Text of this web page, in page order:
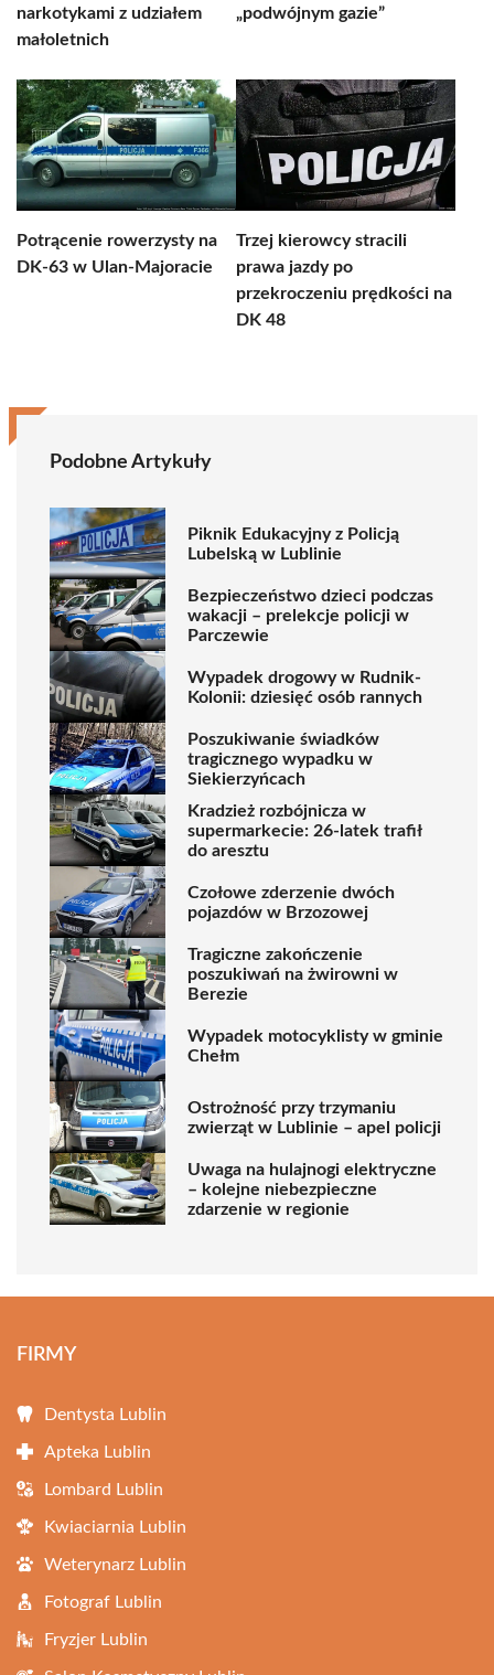
narkotykami z udziałem
małoletnich
„podwójnym gazie”
Potrącenie rowerzysty na
DK-63 w Ulan-Majoracie
Trzej kierowcy stracili
prawa jazdy po
przekroczeniu prędkości na
DK 48
Podobne Artykuły
Piknik Edukacyjny z Policją
Lubelską w Lublinie
Bezpieczeństwo dzieci podczas
wakacji – prelekcje policji w
Parczewie
Wypadek drogowy w Rudnik-
Kolonii: dziesięć osób rannych
Poszukiwanie świadków
tragicznego wypadku w
Siekierzyńcach
Kradzież rozbójnicza w
supermarkecie: 26-latek trafił
do aresztu
Czołowe zderzenie dwóch
pojazdów w Brzozowej
Tragiczne zakończenie
poszukiwań na żwirowni w
Berezie
Wypadek motocyklisty w gminie
Chełm
Ostrożność przy trzymaniu
zwierząt w Lublinie – apel policji
Uwaga na hulajnogi elektryczne
– kolejne niebezpieczne
zdarzenie w regionie
FIRMY
Dentysta Lublin
Apteka Lublin
Lombard Lublin
Kwiaciarnia Lublin
Weterynarz Lublin
Fotograf Lublin
Fryzjer Lublin